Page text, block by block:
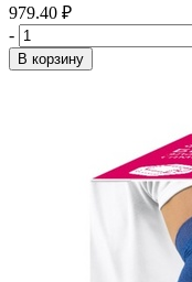
979.40 ₽
-
В корзину